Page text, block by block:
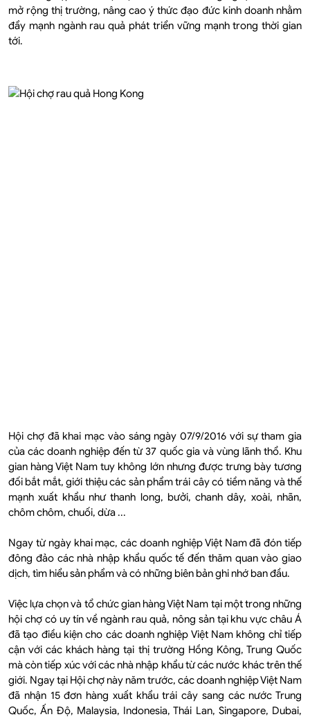
mở rộng thị trường, nâng cao ý thức đạo đức kinh doanh nhằm
đẩy mạnh ngành rau quả phát triển vững mạnh trong thời gian
tới.
Hội chợ đã khai mạc vào sáng ngày 07/9/2016 với sự tham gia
của các doanh nghiệp đến từ 37 quốc gia và vùng lãnh thổ. Khu
gian hàng Việt Nam tuy không lớn nhưng được trưng bày tương
đối bắt mắt, giới thiệu các sản phẩm trái cây có tiềm năng và thế
mạnh xuất khẩu như thanh long, bưởi, chanh dây, xoài, nhãn,
chôm chôm, chuối, dừa ...
Ngay từ ngày khai mạc, các doanh nghiệp Việt Nam đã đón tiếp
đông đảo các nhà nhập khẩu quốc tế đến thăm quan vào giao
dịch, tìm hiểu sản phẩm và có những biên bản ghi nhớ ban đầu.
Việc lựa chọn và tổ chức gian hàng Việt Nam tại một trong những
hội chợ có uy tín về ngành rau quả, nông sản tại khu vực châu Á
đã tạo điều kiện cho các doanh nghiệp Việt Nam không chỉ tiếp
cận với các khách hàng tại thị trường Hồng Kông, Trung Quốc
mà còn tiếp xúc với các nhà nhập khẩu từ các nước khác trên thế
giới. Ngay tại Hội chợ này năm trước, các doanh nghiệp Việt Nam
đã nhận 15 đơn hàng xuất khẩu trái cây sang các nước Trung
Quốc, Ấn Độ, Malaysia, Indonesia, Thái Lan, Singapore, Dubai,